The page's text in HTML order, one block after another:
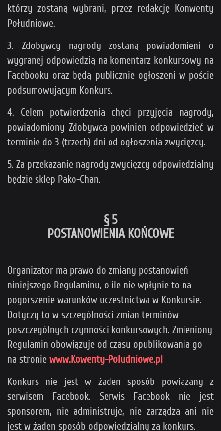
którzy zostaną wybrani, przez redakcję Konwenty
Południowe.
3. Zdobywcy nagrody zostaną powiadomieni o
wygranej odpowiedzią na komentarz konkursowy na
Facebooku oraz będą publicznie ogłoszeni w poście
podsumowującym Konkurs.
4. Celem potwierdzenia chęci przyjęcia nagrody,
powiadomiony Zdobywca powinien odpowiedzieć w
terminie do 3 (trzech) dni od ogłoszenia zwycięzcy.
5. Za przekazanie nagrody zwycięzcy odpowiedzialny
będzie sklep Pako-Chan.
§ 5
POSTANOWIENIA KOŃCOWE
Organizator ma prawo do zmiany postanowień
niniejszego Regulaminu, o ile nie wpłynie to na
pogorszenie warunków uczestnictwa w Konkursie.
Dotyczy to w szczególności zmian terminów
poszczególnych czynności konkursowych. Zmieniony
Regulamin obowiązuje od czasu opublikowania go
na stronie www.Kowenty-Poludniowe.pl
Konkurs nie jest w żaden sposób powiązany z
serwisem Facebook. Serwis Facebook nie jest
sponsorem, nie administruje, nie zarządza ani nie
jest w żaden sposób odpowiedzialny za konkurs.